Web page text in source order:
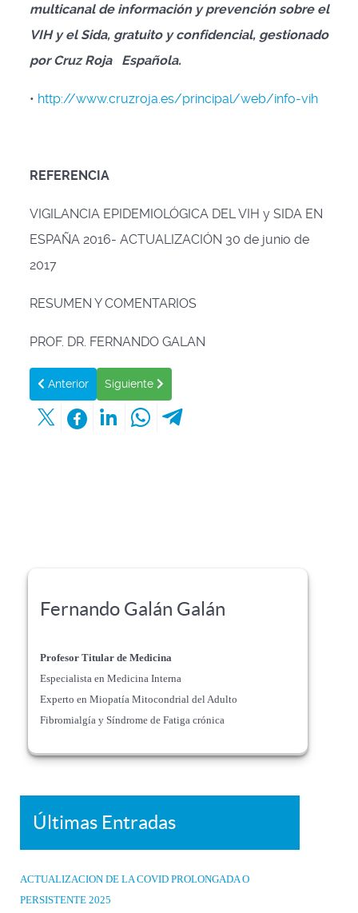
multicanal de información y prevención sobre el
VIH y el Sida, gratuito y confidencial, gestionado
por Cruz Roja Española.
• http://www.cruzroja.es/principal/web/info-vih
REFERENCIA
VIGILANCIA EPIDEMIOLÓGICA DEL VIH y SIDA EN
ESPAÑA 2016- ACTUALIZACIÓN 30 de junio de
2017
RESUMEN Y COMENTARIOS
PROF. DR. FERNANDO GALAN
Artículo anterior: PROFILAXIS PREVIA A LA EXPOSICIÓN A
Anterior Artículo siguiente: ENHORABUENA A TODOS
Siguiente
Fernando Galán Galán
Profesor Titular de Medicina
Especialista en Medicina Interna
Experto en Miopatía Mitocondrial del Adulto
Fibromialgía y Síndrome de Fatiga crónica
Últimas Entradas
ACTUALIZACION DE LA COVID PROLONGADA O
PERSISTENTE 2025